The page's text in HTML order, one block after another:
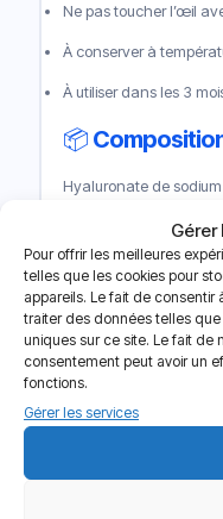
Pour offrir les meilleures
telles que les cookies pour
appareils. Le fait de
traiter des données telles
uniques sur ce site. Le fait de
consentement peut avoir un
fonctions.
Gérer les services
Ne pas toucher l’œil
À conserver à
À utiliser dans les 3
📦
Hyaluronate de
chlorure de calcium,
purifiée.
Sans conservateur.
💡Conseil
Lacrifreh Ocu-Dry
souffrant de
des environnements
hydratante et
immédiat et